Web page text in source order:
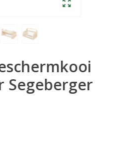
Segeberger